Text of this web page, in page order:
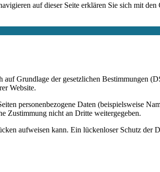
auf dieser Seite erklären Sie sich mit
auf Grundlage der gesetzlichen Bestimmungen
Website.
personenbezogene Daten (beispielsweise
Zustimmung nicht an Dritte weitergegeben.
aufweisen kann. Ein lückenloser Schutz der